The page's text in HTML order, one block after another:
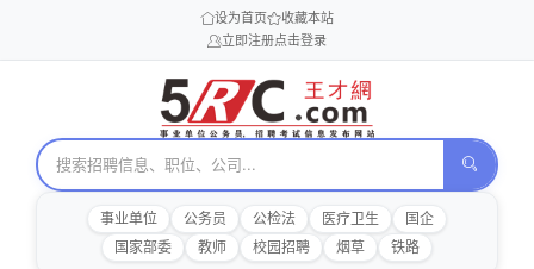
设为首页
收藏本站
立即注册点击登录
事业单位 公务员 公检法 医疗卫生
国企
国家部委
教师 校园招聘 烟草 铁路